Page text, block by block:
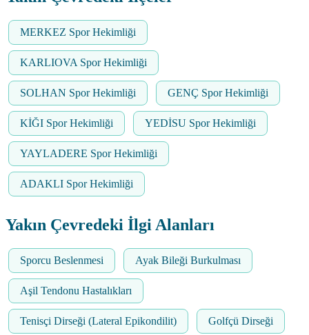
MERKEZ Spor Hekimliği
KARLIOVA Spor Hekimliği
SOLHAN Spor Hekimliği GENÇ Spor Hekimliği
KİĞI Spor Hekimliği YEDİSU Spor Hekimliği
YAYLADERE Spor Hekimliği
ADAKLI Spor Hekimliği
Yakın Çevredeki İlgi Alanları
Sporcu Beslenmesi Ayak Bileği Burkulması
Aşil Tendonu Hastalıkları
Tenisçi Dirseği (Lateral Epikondilit) Golfçü Dirseği